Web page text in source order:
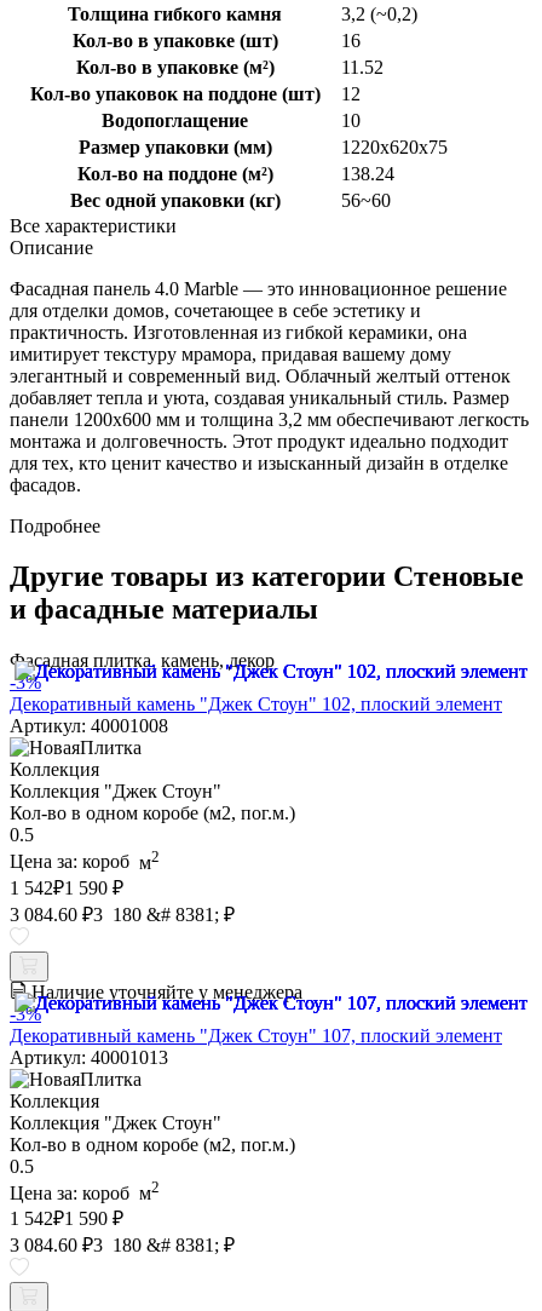
Толщина гибкого камня
3,2 (~0,2)
Кол-во в упаковке (шт)
16
Кол-во в упаковке (м²)
11.52
Кол-во упаковок на поддоне (шт)
12
Водопоглащение
10
Размер упаковки (мм)
1220x620x75
Кол-во на поддоне (м²)
138.24
Вес одной упаковки (кг)
56~60
Все характеристики
Описание
Фасадная панель 4.0 Marble — это инновационное решение
для отделки домов, сочетающее в себе эстетику и
практичность. Изготовленная из гибкой керамики, она
имитирует текстуру мрамора, придавая вашему дому
элегантный и современный вид. Облачный желтый оттенок
добавляет тепла и уюта, создавая уникальный стиль. Размер
панели 1200x600 мм и толщина 3,2 мм обеспечивают легкость
монтажа и долговечность. Этот продукт идеально подходит
для тех, кто ценит качество и изысканный дизайн в отделке
фасадов.
Подробнее
Другие товары из категории Стеновые
и фасадные материалы
Фасадная плитка, камень, декор
-3%
Декоративный камень "Джек Стоун" 102, плоский элемент
Артикул: 40001008
Коллекция
Коллекция "Джек Стоун"
Кол-во в одном коробе (м2, пог.м.)
0.5
Цена за: короб м2
1 542₽1 590 ₽
3 084.60 ₽3 180 &# 8381; ₽
Наличие уточняйте у менеджера
-3%
Декоративный камень "Джек Стоун" 107, плоский элемент
Артикул: 40001013
Коллекция
Коллекция "Джек Стоун"
Кол-во в одном коробе (м2, пог.м.)
0.5
Цена за: короб м2
1 542₽1 590 ₽
3 084.60 ₽3 180 &# 8381; ₽